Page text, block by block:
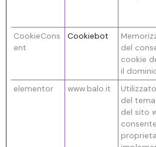
CookieCons
ent
Cookiebot
del
cookie
il
elementor www.balo.it
del
del sito